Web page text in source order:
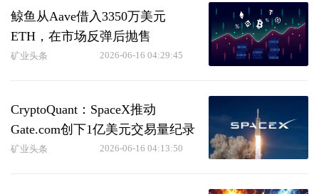
鲸鱼从Aave借入3350万美元
ETH，在市场反弹后抛售
矿业头条 2026-06-16 04:29:45
CryptoQuant：SpaceX推动
Gate.com创下1亿美元交易量纪录
矿业头条 2026-06-16 04:13:50